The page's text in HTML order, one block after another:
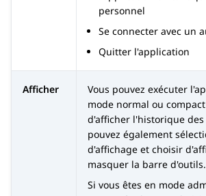
personnel
Se connecter avec un
Quitter l'application
Afficher
Vous pouvez exécuter
mode normal ou
d'afficher l'historique des
pouvez également
d'affichage et choisir
masquer la barre d'outils.
Si vous êtes en mode